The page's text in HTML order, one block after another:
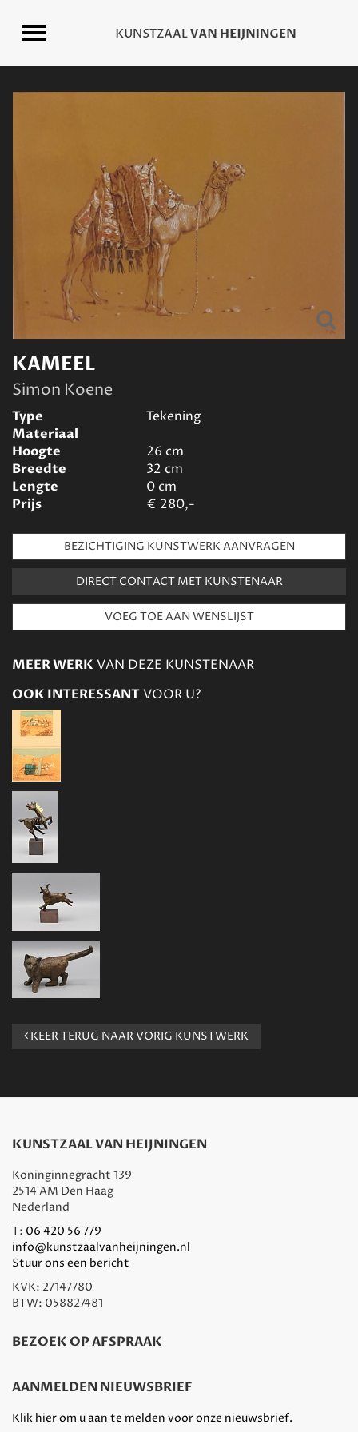
KAMEEL
Simon Koene
Type
Tekening
Materiaal
Hoogte
26 cm
Breedte
32 cm
Lengte
0cm
Prijs
€ 280,-
BEZICHTIGING KUNSTWERK AANVRAGEN
DIRECT CONTACT MET KUNSTENAAR
MEER WERK VAN DEZE KUNSTENAAR
OOK INTERESSANTVOOR U?
KEER TERUG NAAR VORIG KUNSTWERK
KUNSTZAAL VAN HEIJNINGEN
Koninginnegracht 139
2514 AM Den Haag
Nederland
T: 06 420 56 779
info@kunstzaalvanheijningen.nl
Stuur ons een bericht
KVK: 27147780
BTW: 058827481
BEZOEK OP AFSPRAAK
AANMELDEN NIEUWSBRIEF
Klik hier om u aan te melden voor onze nieuwsbrief.